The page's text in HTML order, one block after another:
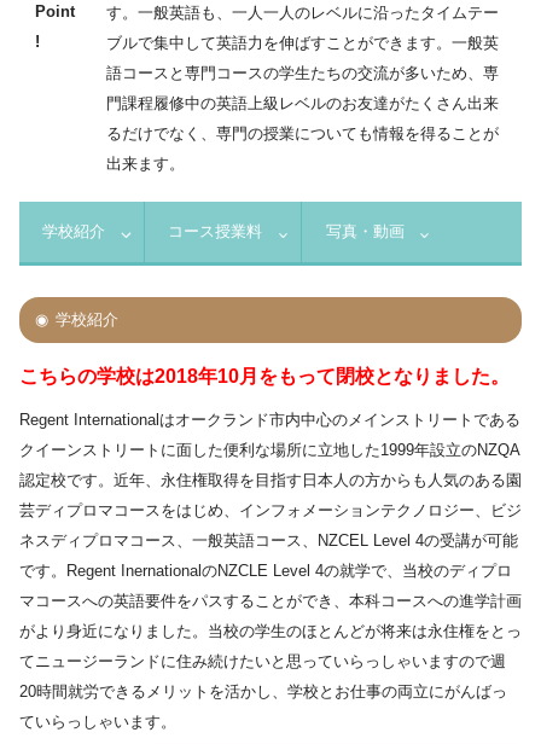
Point
!
す。一般英語も、一人一人のレベルに沿ったタイムテー
ブルで集中して英語力を伸ばすことができます。一般英
語コースと専門コースの学生たちの交流が多いため、専
門課程履修中の英語上級レベルのお友達がたくさん出来
るだけでなく、専門の授業についても情報を得ることが
出来ます。
学校紹介 コース授業料 写真・動画
学校紹介
こちらの学校は2018年10月をもって閉校となりました。
Regent Internationalはオークランド市内中心のメインストリートである
クイーンストリートに面した便利な場所に立地した1999年設立のNZQA
認定校です。近年、永住権取得を目指す日本人の方からも人気のある園
芸ディプロマコースをはじめ、インフォメーションテクノロジー、ビジ
ネスディプロマコース、一般英語コース、NZCEL Level 4の受講が可能
です。Regent InernationalのNZCLE Level 4の就学で、当校のディプロ
マコースへの英語要件をパスすることができ、本科コースへの進学計画
がより身近になりました。当校の学生のほとんどが将来は永住権をとっ
てニュージーランドに住み続けたいと思っていらっしゃいますので週
20時間就労できるメリットを活かし、学校とお仕事の両立にがんばっ
ていらっしゃいます。